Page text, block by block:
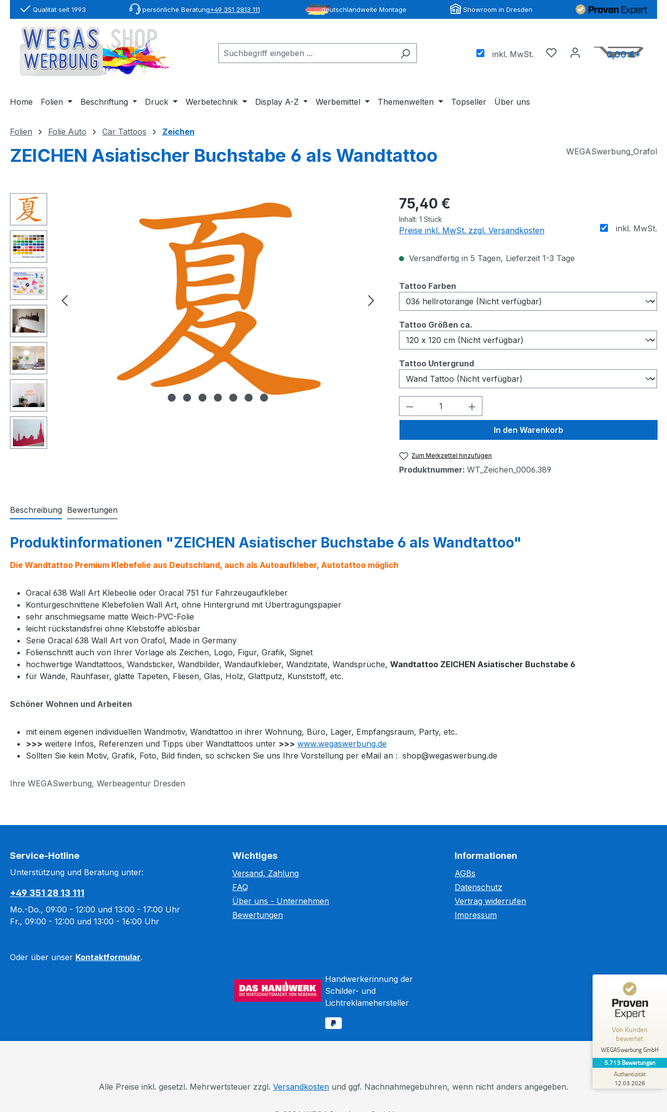
Zur Hauptnavigation springen
Qualität seit 1993 persönliche Beratung+49 351 2813 111 deutschlandweite Montage Showroom in Dresden
inkl. MwSt. 0,00 €*
Home Folien Beschriftung Druck Werbetechnik Display A-Z Werbemittel Themenwelten Topseller Über uns
Folien Folie Auto Car Tattoos Zeichen
ZEICHEN Asiatischer Buchstabe 6 als Wandtattoo WEGASwerbung_Orafol
Bildergalerie überspringen 75,40 €
Inhalt: 1 Stück
inkl. MwSt.
Preise inkl. MwSt. zzgl. Versandkosten
Versandfertig in 5 Tagen, Lieferzeit 1-3 Tage
Tattoo Farben
Tattoo Größen ca.
Tattoo Untergrundauswählen
Produkt Anzahl: Gib den gewünschten Wert
In den Warenkorb
Zum Merkzettel hinzufügen
Produktnummer: WT_Zeichen_0006.389
Beschreibung Bewertungen
Produktinformationen "ZEICHEN Asiatischer Buchstabe 6 als Wandtattoo"
Die Wandtattoo Premium Klebefolie aus Deutschland, auch als Autoaufkleber, Autotattoo möglich
Oracal 638 Wall Art Klebeolie oder Oracal 751 für Fahrzeugaufkleber
Konturgeschnittene Klebefolien Wall Art, ohne Hintergrund mit Übertragungspapier
sehr anschmiegsame matte Weich-PVC-Folie
leicht rückstandsfrei ohne Klebstoffe ablösbar
Serie Oracal 638 Wall Art von Orafol, Made in Germany
Folienschnitt auch von Ihrer Vorlage als Zeichen, Logo, Figur, Grafik, Signet
hochwertige Wandtattoos, Wandsticker, Wandbilder, Wandaufkleber, Wandzitate, Wandsprüche, Wandtattoo ZEICHEN Asiatischer Buchstabe 6
für Wände, Rauhfaser, glatte Tapeten, Fliesen, Glas, Holz, Glattputz, Kunststoff, etc.
Schöner Wohnen und Arbeiten
mit einem eigenen individuellen Wandmotiv, Wandtattoo in ihrer Wohnung, Büro, Lager, Empfangsraum, Party, etc.
>>> weitere Infos, Referenzen und Tipps über Wandtattoos unter >>> www.wegaswerbung.de
Sollten Sie kein Motiv, Grafik, Foto, Bild finden, so schicken Sie uns Ihre Vorstellung per eMail an : shop@wegaswerbung.de
Ihre WEGASwerbung, Werbeagentur Dresden
Service-Hotline
Unterstützung und Beratung unter:
+49 351 28 13 111
Mo.-Do., 09:00 - 12:00 und 13:00 - 17:00 Uhr
Fr., 09:00 - 12:00 und 13:00 - 16:00 Uhr
Oder über unser Kontaktformular.
Wichtiges
Versand, Zahlung
FAQ
Über uns - Unternehmen
Bewertungen
Informationen
AGBs
Datenschutz
Vertrag widerrufen
Impressum
Handwerkerinnung der
Schilder- und
Lichtreklamehersteller
Alle Preise inkl. gesetzl. Mehrwertsteuer zzgl. Versandkosten und ggf. Nachnahmegebühren, wenn nicht anders angegeben.
Von Kunden
bewertet
WEGASwerbung GmbH
5.713 Bewertungen
Authentizität
12.03.2026
Bewertungen auf
ProvenExpert.com
Blick aufs ProvenExpert-Profil werfen
R.
Meine absolute Empfehlung! Vom
Erstkontakt bis zur professionellen
Umsetzung vollkommen überzeugend. Und
dab...